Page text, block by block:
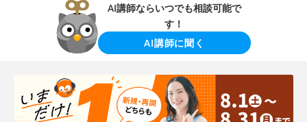
AI講師ならいつでも相談可能で
す！
AI講師に聞く